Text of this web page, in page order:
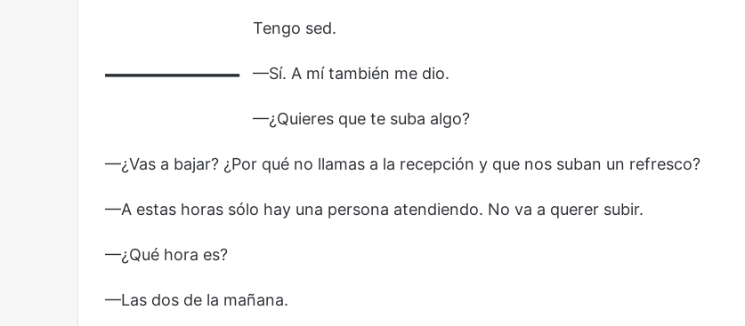
— Tengo sed.
—Sí. A mí también me dio.
—¿Quieres que te suba algo?
—¿Vas a bajar? ¿Por qué no llamas a la recepción y que nos suban un refresco?
—A estas horas sólo hay una persona atendiendo. No va a querer subir.
—¿Qué hora es?
—Las dos de la mañana.